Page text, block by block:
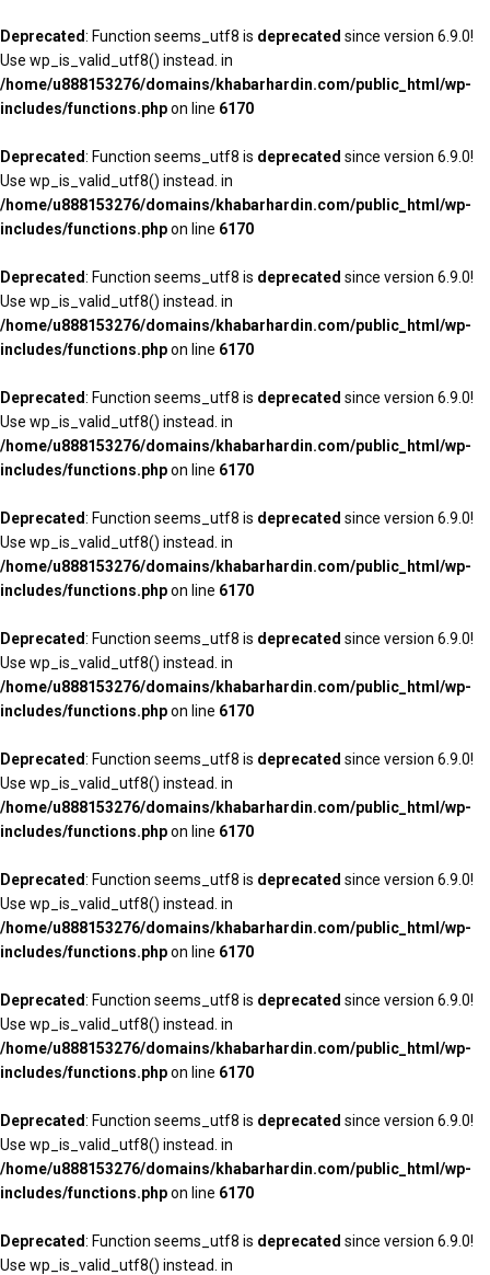
Deprecated: Function seems_utf8 is deprecated since version 6.9.0!
Use wp_is_valid_utf8() instead. in
/home/u888153276/domains/khabarhardin.com/public_html/wp-
includes/functions.phpon line 6170
Deprecated: Function seems_utf8 is deprecated since version 6.9.0!
Use wp_is_valid_utf8() instead. in
/home/u888153276/domains/khabarhardin.com/public_html/wp-
includes/functions.phpon line 6170
Deprecated: Function seems_utf8 is deprecated since version 6.9.0!
Use wp_is_valid_utf8() instead. in
/home/u888153276/domains/khabarhardin.com/public_html/wp-
includes/functions.phpon line 6170
Deprecated: Function seems_utf8 is deprecated since version 6.9.0!
Use wp_is_valid_utf8() instead. in
/home/u888153276/domains/khabarhardin.com/public_html/wp-
includes/functions.phpon line 6170
Deprecated: Function seems_utf8 is deprecated since version 6.9.0!
Use wp_is_valid_utf8() instead. in
/home/u888153276/domains/khabarhardin.com/public_html/wp-
includes/functions.phpon line 6170
Deprecated: Function seems_utf8 is deprecated since version 6.9.0!
Use wp_is_valid_utf8() instead. in
/home/u888153276/domains/khabarhardin.com/public_html/wp-
includes/functions.phpon line 6170
Deprecated: Function seems_utf8 is deprecated since version 6.9.0!
Use wp_is_valid_utf8() instead. in
/home/u888153276/domains/khabarhardin.com/public_html/wp-
includes/functions.phpon line 6170
Deprecated: Function seems_utf8 is deprecated since version 6.9.0!
Use wp_is_valid_utf8() instead. in
/home/u888153276/domains/khabarhardin.com/public_html/wp-
includes/functions.phpon line 6170
Deprecated: Function seems_utf8 is deprecated since version 6.9.0!
Use wp_is_valid_utf8() instead. in
/home/u888153276/domains/khabarhardin.com/public_html/wp-
includes/functions.phpon line 6170
Deprecated: Function seems_utf8 is deprecated since version 6.9.0!
Use wp_is_valid_utf8() instead. in
/home/u888153276/domains/khabarhardin.com/public_html/wp-
includes/functions.phpon line 6170
Deprecated: Function seems_utf8 is deprecated since version 6.9.0!
Use wp_is_valid_utf8() instead. in